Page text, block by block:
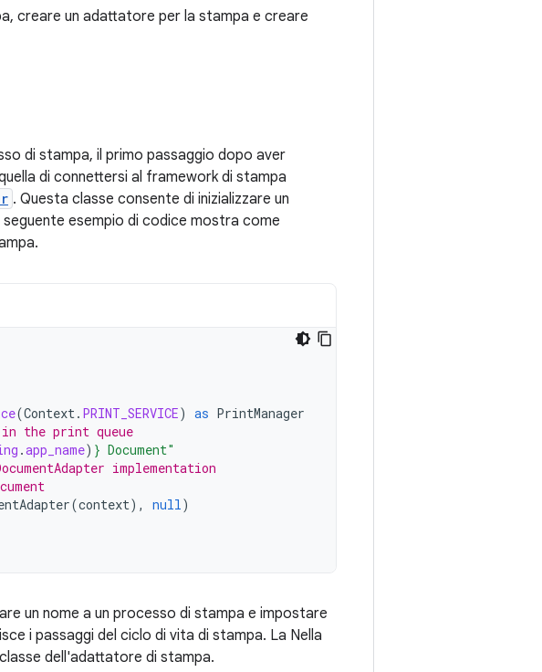
creare un adattatore per la stampa e creare
di stampa, il primo passaggio dopo aver
di connettersi al framework di stampa
. Questa classe consente di inizializzare un
esempio di codice mostra come
(Context. PRINT_SERVICE) as PrintManager
the print queue
.app_name) } Document"
implementation
(context), null)
un nome a un processo di stampa e impostare
i passaggi del ciclo di vita di stampa. La Nella
dell'adattatore di stampa.